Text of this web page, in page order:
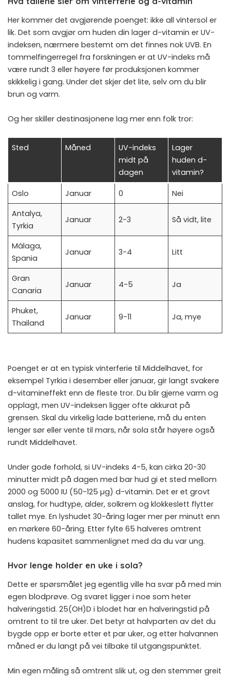
Her kommer det avgjørende poenget: ikke all vintersol er
lik. Det som avgjør om huden din lager d-vitamin er UV-
indeksen, nærmere bestemt om det finnes nok UVB. En
tommelfingerregel fra forskningen er at UV-indeks må
være rundt 3 eller høyere før produksjonen kommer
skikkelig i gang. Under det skjer det lite, selv om du blir
brun og varm.
Og her skiller destinasjonene lag mer enn folk tror:
Sted Måned
UV-indeks
midt på
dagen
Lager
huden d-
vitamin?
Oslo Januar 0
Nei
Antalya,
Tyrkia
Januar 2-3 Så vidt, lite
Málaga,
Spania
Januar 3-4 Litt
Gran
Canaria
Januar 4-5 Ja
Phuket,
Thailand
Januar 9-11 Ja, mye
Poenget er at en typisk vinterferie til Middelhavet, for
eksempel Tyrkia i desember eller januar, gir langt svakere
d-vitamineffekt enn de fleste tror. Du blir gjerne varm og
opplagt, men UV-indeksen ligger ofte akkurat på
grensen. Skal du virkelig lade batteriene, må du enten
lenger sør eller vente til mars, når sola står høyere også
rundt Middelhavet.
Under gode forhold, si UV-indeks 4-5, kan cirka 20-30
minutter midt på dagen med bar hud gi et sted mellom
2000 og 5000 IU (50-125 µg) d-vitamin. Det er et grovt
anslag, for hudtype, alder, solkrem og klokkeslett flytter
tallet mye. En lyshudet 30-åring lager mer per minutt enn
en mørkere 60-åring. Etter fylte 65 halveres omtrent
hudens kapasitet sammenlignet med da du var ung.
Hvor lenge holder en uke i sola?
Dette er spørsmålet jeg egentlig ville ha svar på med min
egen blodprøve. Og svaret ligger i noe som heter
halveringstid. 25(OH)D i blodet har en halveringstid på
omtrent to til tre uker. Det betyr at halvparten av det du
bygde opp er borte etter et par uker, og etter halvannen
måned er du langt på vei tilbake til utgangspunktet.
Min egen måling så omtrent slik ut, og den stemmer greit